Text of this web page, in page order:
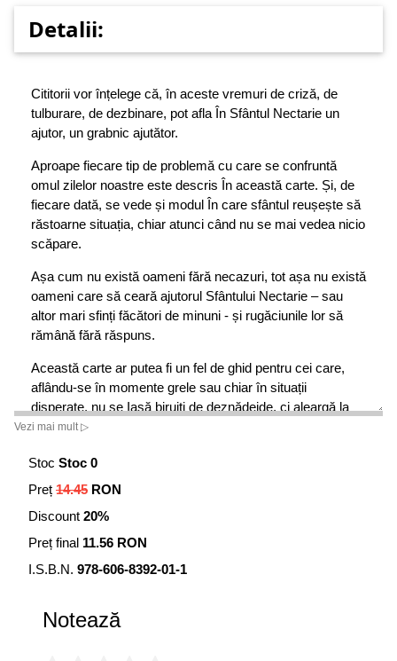
Detalii:
Cititorii vor înțelege că, în aceste vremuri de criză, de
tulburare, de dezbinare, pot afla În Sfântul Nectarie un
ajutor, un grabnic ajutător.
Aproape fiecare tip de problemă cu care se confruntă
omul zilelor noastre este descris În această carte. Și, de
fiecare dată, se vede și modul În care sfântul reușește să
răstoarne situația, chiar atunci când nu se mai vedea nicio
scăpare.
Așa cum nu există oameni fără necazuri, tot așa nu există
oameni care să ceară ajutorul Sfântului Nectarie – sau
altor mari sfinți făcători de minuni - și rugăciunile lor să
rămână fără răspuns.
Această carte ar putea fi un fel de ghid pentru cei care,
aflându-se în momente grele sau chiar în situații
disperate, nu se Iasă biruiți de deznădejde, ci aleargă la
ajutorul lui Dumnezeu și al sfinților Săi. Între care Sfântul
Vezi mai mult ▷
Stoc Stoc 0
Preț 14.45 RON
Discount 20%
Preț final 11.56 RON
I.S.B.N. 978-606-8392-01-1
Notează